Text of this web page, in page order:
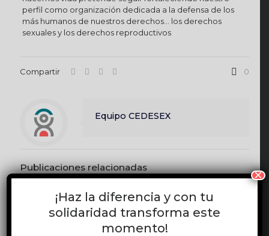
perfil como organización dedicada a la defensa de los
más humanos de nuestros derechos… los derechos
sexuales y los derechos reproductivos
Compartir 0
Equipo CEDESEX
Publicaciones relacionadas
junio 17, 2026
CEDESEX desarrolla el curso virtual gratuito “Liderazgo LGBTI:
Herramientas teórico-prácticas para el activismo LGBTI”
¡Haz la diferencia y con tu
solidaridad transforma este
momento!
×